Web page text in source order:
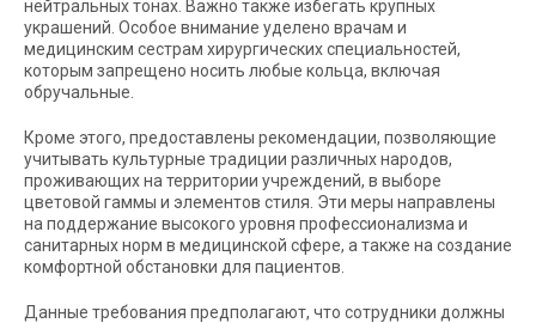
нейтральных тонах. Важно также избегать крупных
украшений. Особое внимание уделено врачам и
медицинским сестрам хирургических специальностей,
которым запрещено носить любые кольца, включая
обручальные.
Кроме этого, предоставлены рекомендации, позволяющие
учитывать культурные традиции различных народов,
проживающих на территории учреждений, в выборе
цветовой гаммы и элементов стиля. Эти меры направлены
на поддержание высокого уровня профессионализма и
санитарных норм в медицинской сфере, а также на создание
комфортной обстановки для пациентов.
Данные требования предполагают, что сотрудники должны